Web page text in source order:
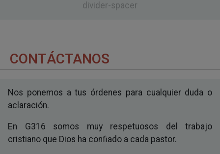
CONTÁCTANOS
Nos ponemos a tus órdenes para cualquier duda o
aclaración.
En G316 somos muy respetuosos del trabajo
cristiano que Dios ha confiado a cada pastor.